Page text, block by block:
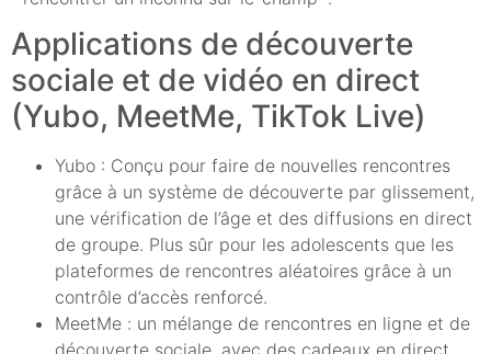
Applications de découverte
sociale et de vidéo en direct
(Yubo, MeetMe, TikTok Live)
Yubo : Conçu pour faire de nouvelles rencontres
grâce à un système de découverte par glissement,
une vérification de l’âge et des diffusions en direct
de groupe. Plus sûr pour les adolescents que les
plateformes de rencontres aléatoires grâce à un
contrôle d’accès renforcé.
MeetMe : un mélange de rencontres en ligne et de